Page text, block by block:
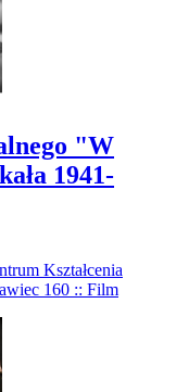
"W
1941-
Kształcenia
160 :: Film